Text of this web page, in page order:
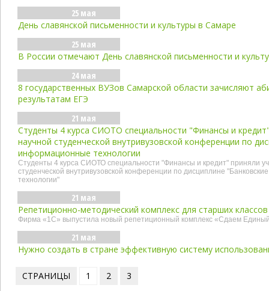
25 мая
День славянской письменности и культуры в Самаре
25 мая
В России отмечают День славянской письменности и
24 мая
8 государственных ВУЗов Самарской области зачисляют
результатам ЕГЭ
21 мая
Cтуденты 4 курса СИОТО специальности "Финансы и
научной студенческой внутривузовской конференции по
информационные технологии
Cтуденты 4 курса СИОТО специальности "Финансы и кредит" приняли
студенческой внутривузовской конференции по дисциплине
технологии"
21 мая
Репетиционно-методический комплекс для старших классов
Фирма «1С» выпустила новый репетиционный комплекс «Сдаем
21 мая
Нужно создать в стране эффективную систему
СТРАНИЦЫ 1 2 3